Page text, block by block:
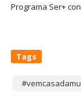
Programa Ser+
Tags